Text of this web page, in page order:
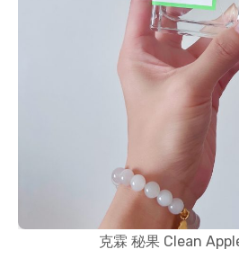
克霖 秘果 Clean